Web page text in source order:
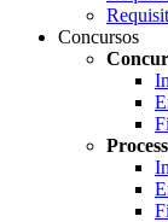
Concursos